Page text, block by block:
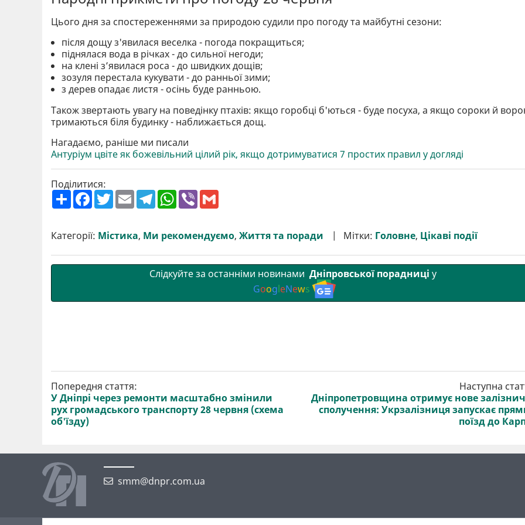
Цього дня за спостереженнями за природою судили про погоду та майбутні сезони:
після дощу з'явилася веселка - погода покращиться;
піднялася вода в річках - до сильної негоди;
на клені з’явилася роса - до швидких дощів;
зозуля перестала кукувати - до ранньої зими;
з дерев опадає листя - осінь буде ранньою.
Також звертають увагу на поведінку птахів: якщо горобці б'ються - буде посуха, а якщо сороки й
тримаються біля будинку - наближається дощ.
Нагадаємо, раніше ми писали
Антуріум цвіте як божевільний цілий рік, якщо дотримуватися 7 простих правил у догляді
Поділитися:
П
о
р
и
F
a
b
o
T
w
t
e
E
m
l
T
e
g
r
W
h
s
A
V
r l
Категорії: Містика, Ми рекомендуємо, Життя та поради Мітки: Головне, Цікаві події
Слідкуйте за останніми новинами Дніпровської порадниці у
GoogleNews
Попередня стаття:
У Дніпрі через ремонти масштабно змінили
рух громадського транспорту 28 червня (схема
об'їзду)
Наступна
Дніпропетровщина отримує нове
сполучення: Укрзалізниця запускає
поїзд до
smm@dnpr.com.ua